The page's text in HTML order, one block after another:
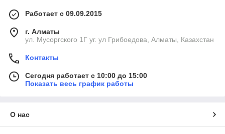
Работает с 09.09.2015
г. Алматы
ул. Мусоргского 1Г уг. ул Грибоедова, Алматы, Казахстан
Контакты
Сегодня работает с 10:00 до 15:00
Показать весь график работы
О нас